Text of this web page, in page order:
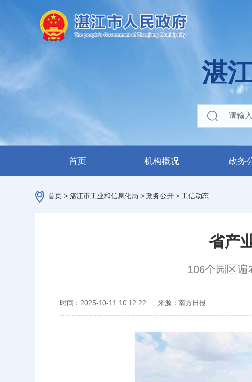
湛
首页 机构概况 政务
首页 > 湛江市工业和信息化局 > 政务公开 > 工信动态
省产
106个园区遍
时间：2025-10-11 10:12:22 来源：南方日报